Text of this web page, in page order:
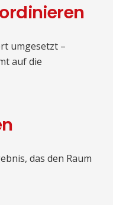
umgesetzt –
auf die
das den Raum